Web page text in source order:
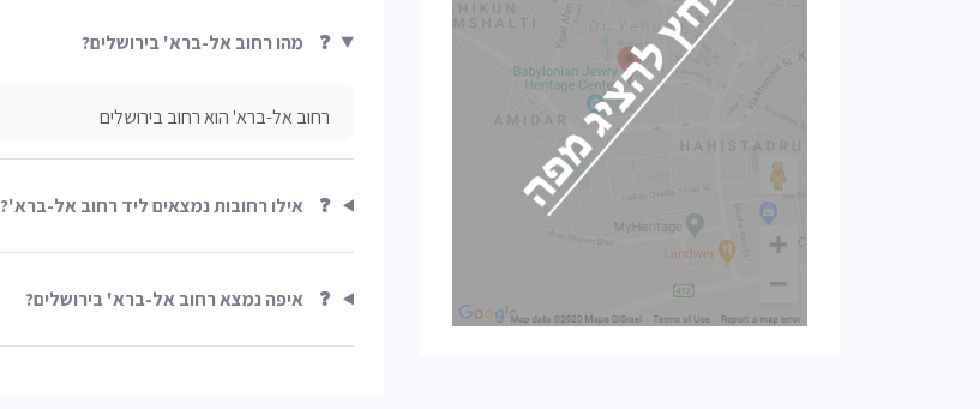
❓ מהו רחוב אל-ברא' בירושלים?
רחוב אל-ברא' הוא רחוב בירושלים
❓ אילו רחובות נמצאים ליד רחוב אל-ברא'?
❓ איפה נמצא רחוב אל-ברא' בירושלים?